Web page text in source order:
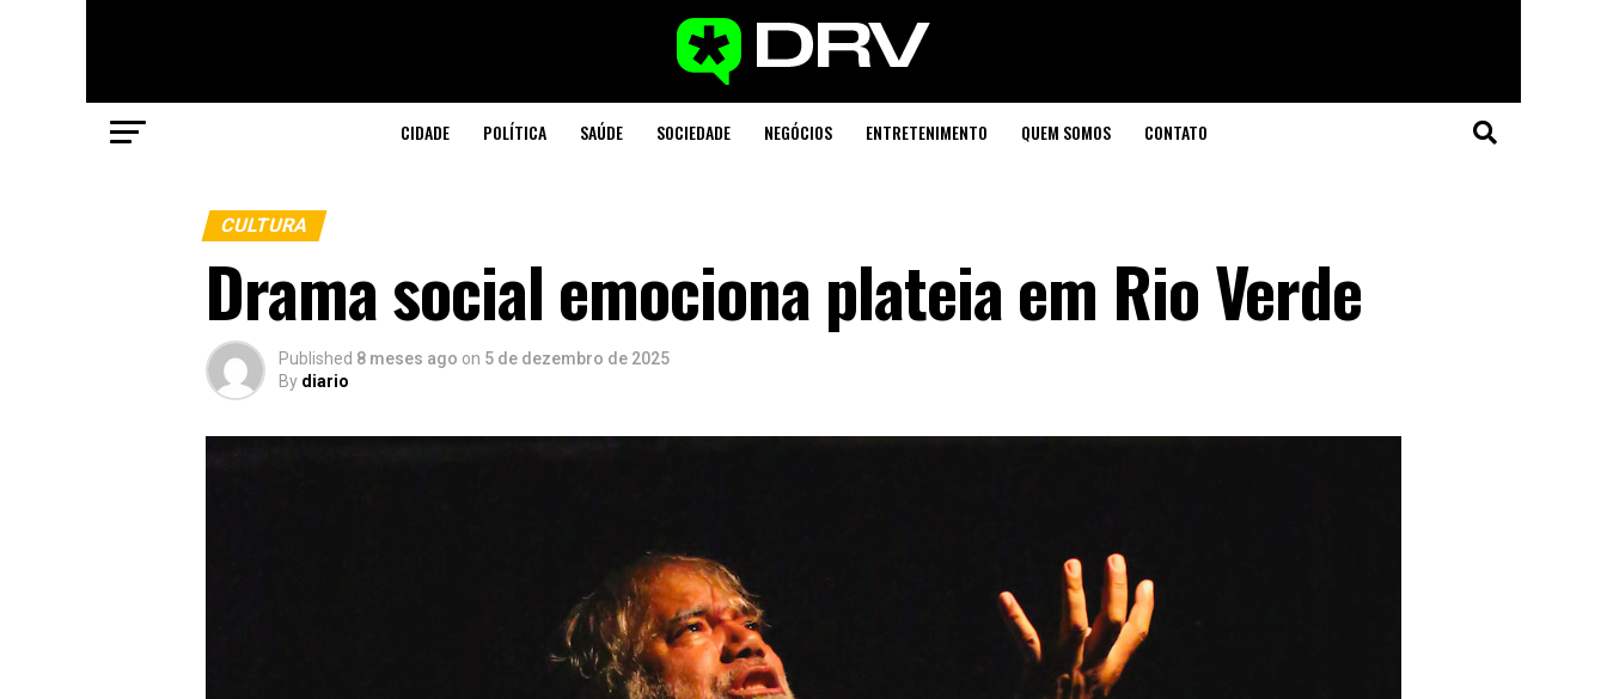
CIDADE POLÍTICA SAÚDE SOCIEDADE NEGÓCIOS ENTRETENIMENTO QUEM SOMOS CONTATO
CULTURA
Drama social emociona plateia em Rio Verde
Published 8 meses ago on 5 de dezembro de 2025
By diario